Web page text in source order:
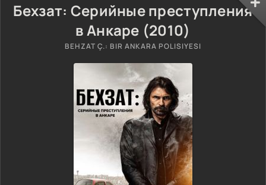
Бехзат: Серийные преступления
в Анкаре (2010)
BEHZAT Ç.: BIR ANKARA POLISIYESI